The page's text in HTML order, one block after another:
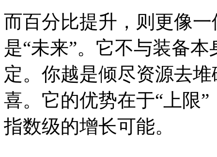
而百分比提升，则更像
是“未来”。它不与装备
定。你越是倾尽资源去
喜。它的优势在于“上限
指数级的增长可能。